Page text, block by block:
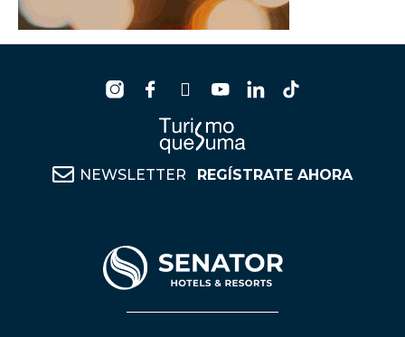
NEWSLETTER REGÍSTRATE AHORA